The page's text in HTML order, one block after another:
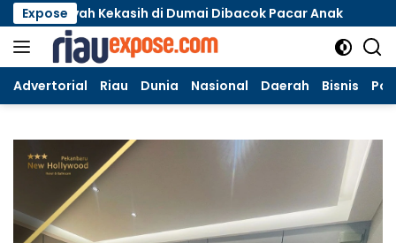
Langsung
ke
konten
Expose
Kekasih di Dumai Dibacok Pacar Anak HUT Riau
Advertorial Riau Dunia Nasional Daerah Bisnis